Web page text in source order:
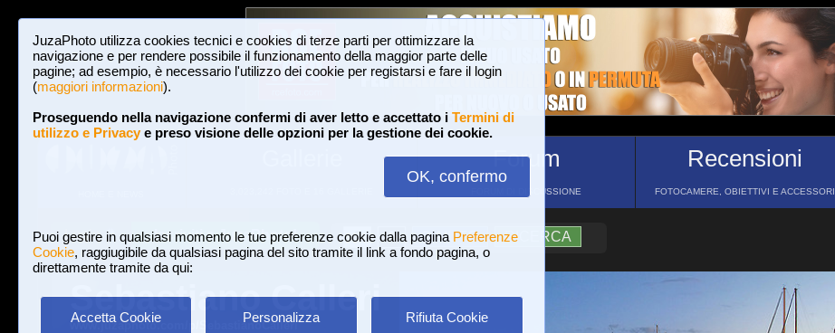
JuzaPhoto utilizza cookies tecnici e cookies di terze parti per ottimizzare la
navigazione e per rendere possibile il funzionamento della maggior parte delle
pagine; ad esempio, è necessario l'utilizzo dei cookie per registarsi e fare il login
(maggiori informazioni).
Proseguendo nella navigazione confermi di aver letto e accettato i Termini di
utilizzo e Privacye preso visione delle opzioni per la gestione dei cookie.
OK, confermo
Puoi gestire in qualsiasi momento le tue preferenze cookie dalla pagina Preferenze
Cookie, raggiugibile da qualsiasi pagina del sito tramite il link a fondo pagina, o
direttamente tramite da qui:
Accetta Cookie Personalizza Rifiuta Cookie
Forum
FORUM DI DISCUSSIONE
Recensioni
FOTOCAMERE, OBIETTIVI E ACCESSORI
Login Iscriviti a JuzaPhoto! A A ?AIUTO RICERCA
Sebastiano Calleri
www.juzaphoto.com/p/SebastianoCalleri